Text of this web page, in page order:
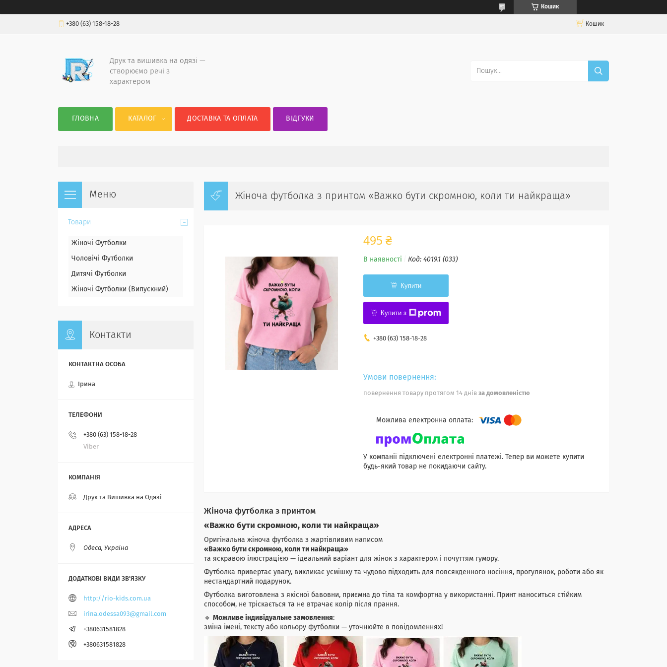
Кошик
+380 (63) 158-18-28 Кошик
Друк та вишивка на одязі —
створюємо речі з
характером
ГЛОВНА КАТАЛОГ ДОСТАВКА ТА ОПЛАТА ВІДГУКИ
Жіноча футболка з принтом «Важко бути скромною, коли ти найкраща»
495 ₴
В наявності Код: 4019.1 (033)
Купити
Купити з
+380 (63) 158-18-28
повернення товару протягом 14 днів за домовленістю
У компанії підключені електронні платежі. Тепер ви можете купити
будь-який товар не покидаючи сайту.
Жіноча футболка з принтом
«Важко бути скромною, коли ти найкраща»
Оригінальна жіноча футболка з жартівливим написом
«Важко бути скромною, коли ти найкраща»
та яскравою ілюстрацією — ідеальний варіант для жінок з характером і почуттям гумору.
Футболка привертає увагу, викликає усмішку та чудово підходить для повсякденного носіння, прогулянок, роботи або як
нестандартний подарунок.
Футболка виготовлена з якісної бавовни, приємна до тіла та комфортна у використанні. Принт наноситься стійким
способом, не тріскається та не втрачає колір після прання.
🔹 Можливе індивідуальне замовлення:
зміна імені, тексту або кольору футболки — уточнюйте в повідомленнях!
Товари
Жіночі Футболки
Чоловічі Футболки
Дитячі Футболки
Жіночі Футболки (Випускний)
Контакти
Ірина
+380 (63) 158-18-28
Viber
Друк та Вишивка на Одязі
Одеса, Україна
http://rio-kids.com.ua
irina.odessa093@gmail.com
+380631581828
+380631581828